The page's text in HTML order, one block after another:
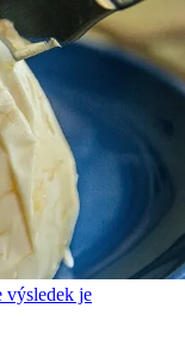
výsledek je